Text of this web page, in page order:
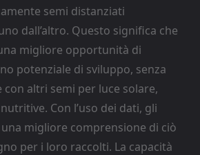
semi distanziati
dall’altro. Questo significa che
migliore opportunità di
potenziale di sviluppo, senza
altri semi per luce solare,
Con l’uso dei dati, gli
migliore comprensione di ciò
per i loro raccolti. La capacità